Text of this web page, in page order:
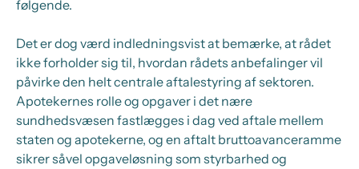
følgende.
Det er dog værd indledningsvist at bemærke, at rådet
ikke forholder sig til, hvordan rådets anbefalinger vil
påvirke den helt centrale aftalestyring af sektoren.
Apotekernes rolle og opgaver i det nære
sundhedsvæsen fastlægges i dag ved aftale mellem
staten og apotekerne, og en aftalt bruttoavanceramme
sikrer såvel opgaveløsning som styrbarhed og